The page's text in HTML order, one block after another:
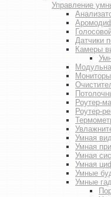
Управление
Датчики
Камеры
Роутер-
Роутер-
Умная
Умная
Умная
Умная
Умные
Умные